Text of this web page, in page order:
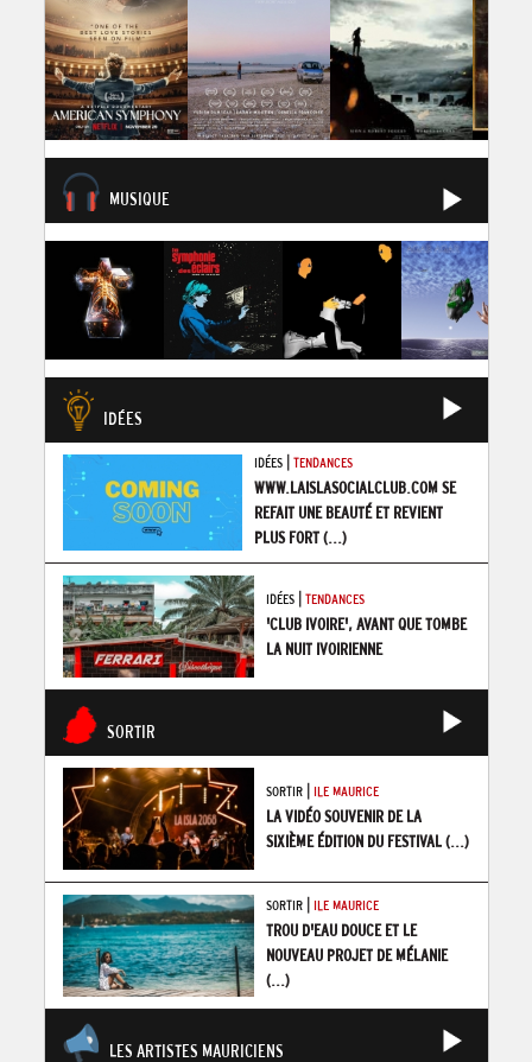
MUSIQUE
IDÉES
IDÉES| TENDANCES
WWW.LAISLASOCIALCLUB.COM SE
REFAIT UNE BEAUTÉ ET REVIENT
PLUS FORT(...)
IDÉES| TENDANCES
'CLUB IVOIRE', AVANT QUE TOMBE
LA NUIT IVOIRIENNE
SORTIR
SORTIR| ILE MAURICE
LA VIDÉO SOUVENIR DE LA
SIXIÈME ÉDITION DU FESTIVAL(...)
SORTIR| ILE MAURICE
TROU D'EAU DOUCE ET LE
NOUVEAU PROJET DE MÉLANIE
(...)
LES ARTISTES MAURICIENS